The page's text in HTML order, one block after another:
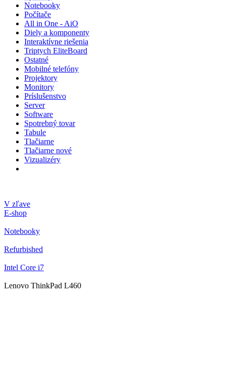
Notebooky
Počítače
All in One - AiO
Diely a komponenty
Interaktívne riešenia
Triptych EliteBoard
Ostatné
Mobilné telefóny
Projektory
Monitory
Príslušenstvo
Server
Software
Spotrebný tovar
Tabule
Tlačiarne
Tlačiarne nové
Vizualizéry
V zľave
E-shop
Notebooky
Refurbished
Intel Core i7
Lenovo ThinkPad L460